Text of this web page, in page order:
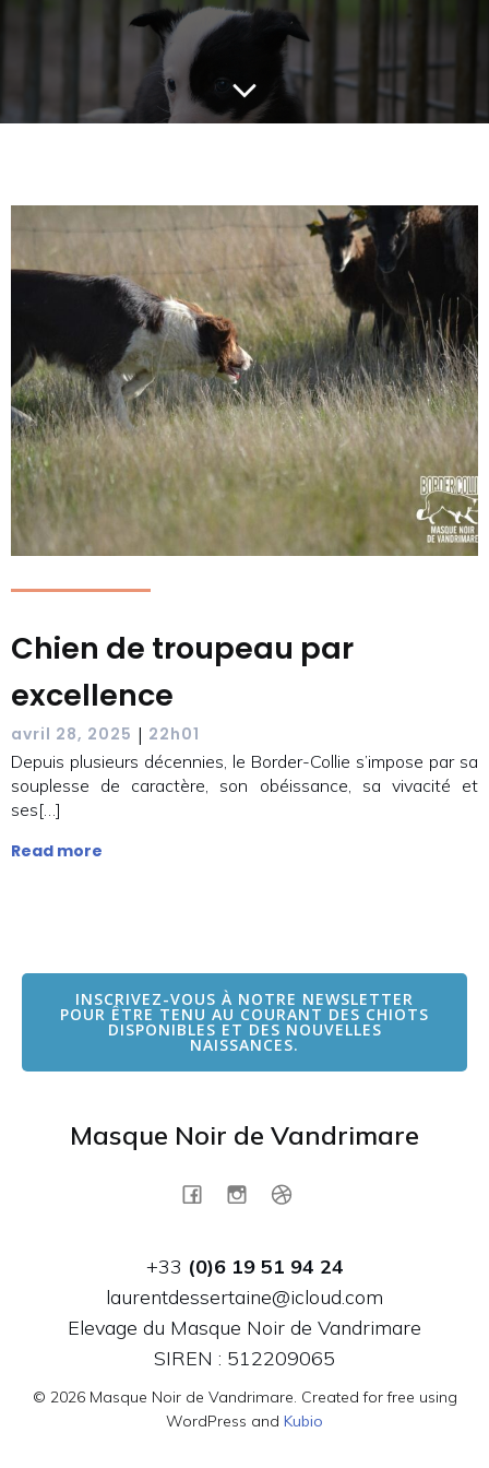
Chien de troupeau par
excellence
avril 28, 2025 | 22h01
Depuis plusieurs décennies, le Border-Collie s’impose par sa
souplesse de caractère, son obéissance, sa vivacité et
ses[…]
Read more
INSCRIVEZ-VOUS À NOTRE NEWSLETTER
POUR ÊTRE TENU AU COURANT DES CHIOTS
DISPONIBLES ET DES NOUVELLES
NAISSANCES.
Masque Noir de Vandrimare
+33 (0)6 19 51 94 24
laurentdessertaine@icloud.com
Elevage du Masque Noir de Vandrimare
SIREN : 512209065
© 2026 Masque Noir de Vandrimare. Created for free using
WordPress and Kubio